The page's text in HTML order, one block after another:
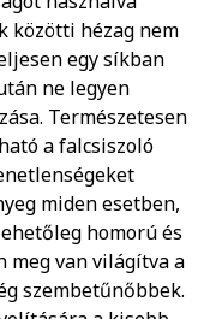
közötti hézag nem
egy síkban
ne legyen
Természetesen
a falcsiszoló
miden esetben,
homorú és
meg van világítva a
szembetűnőbbek.